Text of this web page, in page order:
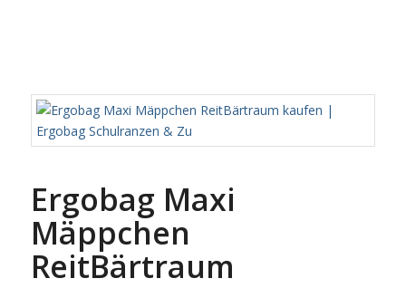
Ergobag Maxi
Mäppchen
ReitBärtraum